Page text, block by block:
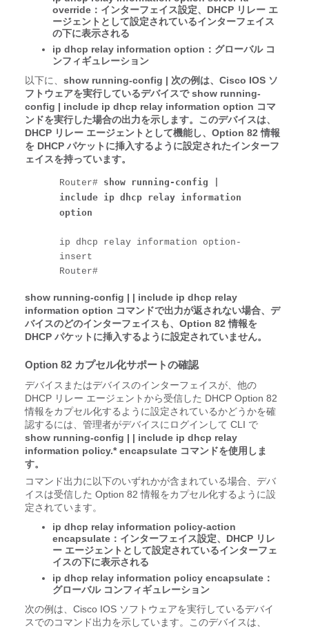
override：インターフェイス設定、DHCP リレー エ
ージェントとして設定されているインターフェイス
の下に表示される
ip dhcp relay information option：グローバル コ
ンフィギュレーション
以下に、 show running-config | 次の例は、Cisco IOS ソ
フトウェアを実行しているデバイスで show running-
config | include ip dhcp relay information option コマ
ンドを実行した場合の出力を示します。このデバイスは、
DHCP リレー エージェントとして機能し、Option 82 情報
を DHCP パケットに挿入するように設定されたインターフ
ェイスを持っています。
Router# show running-config |
include ip dhcp relay information
option
ip dhcp relay information option-
insert
Router#
show running-config | | include ip dhcp relay
information option コマンドで出力が返されない場合、デ
バイスのどのインターフェイスも、Option 82 情報を
DHCP パケットに挿入するように設定されていません。
Option 82 カプセル化サポートの確認
デバイスまたはデバイスのインターフェイスが、他の
DHCP リレー エージェントから受信した DHCP Option 82
情報をカプセル化するように設定されているかどうかを確
認するには、管理者がデバイスにログインして CLI で
show running-config | | include ip dhcp relay
information policy.* encapsulate コマンドを使用しま
す。
コマンド出力に以下のいずれかが含まれている場合、デバ
イスは受信した Option 82 情報をカプセル化するように設
定されています。
ip dhcp relay information policy-action
encapsulate：インターフェイス設定、DHCP リレ
ー エージェントとして設定されているインターフェ
イスの下に表示される
ip dhcp relay information policy encapsulate：
グローバル コンフィギュレーション
次の例は、Cisco IOS ソフトウェアを実行しているデバイ
スでのコマンド出力を示しています。このデバイスは、